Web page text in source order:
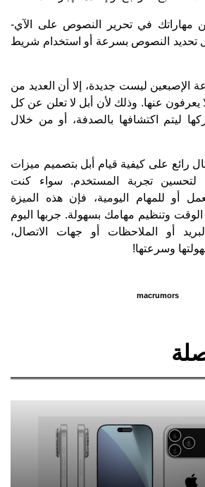
مهاراتك في تحرير النصوص على الآي-
النصوص بسرعة أو استخدام شريط
الإصبعين ليست جديدة، إلا أن العديد من
عنها. وذلك لأن أبل لا تعلن عن كل
ليتم اكتشافها بالصدفة، أو من خلال
رائع على كيفية قيام أبل بتصميم ميزات
لتحسين تجربة المستخدم. سواء كنت
أو للمهام اليومية، فإن هذه الميزة
وتنظيم مهامك بسهولة. جربها اليوم
أو الملاحظات أو جهات الاتصال،
وسرعتها!
macrumors